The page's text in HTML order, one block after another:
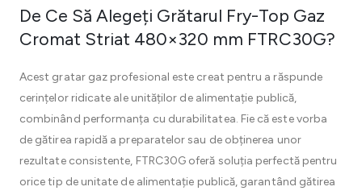
De Ce Să Alegeți Grătarul Fry-Top Gaz
Cromat Striat 480×320 mm FTRC30G?
Acest gratar gaz profesional este creat pentru a răspunde
cerințelor ridicate ale unităților de alimentație publică,
combinând performanța cu durabilitatea. Fie că este vorba
de gătirea rapidă a preparatelor sau de obținerea unor
rezultate consistente, FTRC30G oferă soluția perfectă pentru
orice tip de unitate de alimentație publică, garantând gătirea